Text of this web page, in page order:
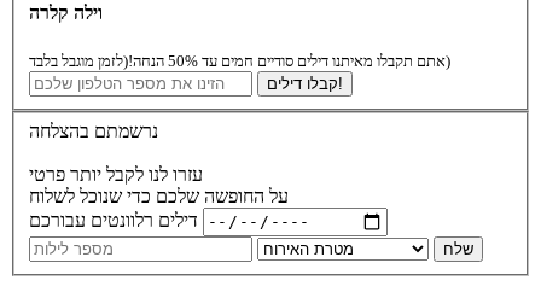
וילה קלרה
אתם תקבלו מאיתנו דילים סודיים חמים עד 50% הנחה!(לזמן מוגבל בלבד)
קבלו דילים!
נרשמתם בהצלחה
עזרו לנו לקבל יותר פרטי
על החופשה שלכם כדי שנוכל לשלוח
שלח